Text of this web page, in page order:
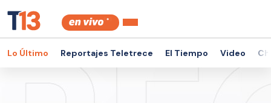
Lo Último Reportajes Teletrece El Tiempo Video